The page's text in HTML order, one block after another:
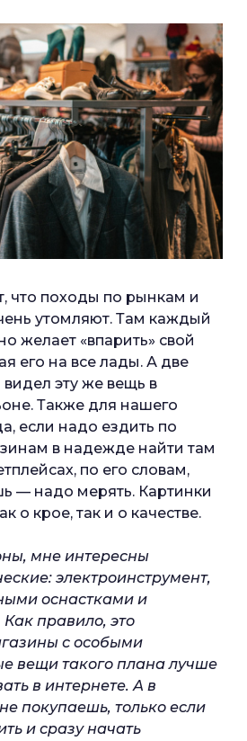
что походы по рынкам и
утомляют. Там каждый
желает «впарить» свой
его на все лады. А две
эту же вещь в
Также для нашего
если надо ездить по
в надежде найти там
по его словам,
— надо мерять. Картинки
о крое, так и о качестве.
мне интересны
электроинструмент,
оснастками и
правило, это
с особыми
вещи такого плана лучше
в интернете. А в
покупаешь, только если
и сразу начать